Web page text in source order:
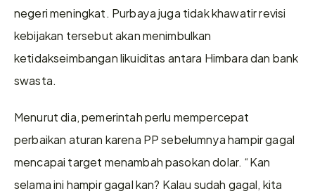
negeri meningkat. Purbaya juga tidak khawatir revisi
kebijakan tersebut akan menimbulkan
ketidakseimbangan likuiditas antara Himbara dan bank
swasta.
Menurut dia, pemerintah perlu mempercepat
perbaikan aturan karena PP sebelumnya hampir gagal
mencapai target menambah pasokan dolar. “Kan
selama ini hampir gagal kan? Kalau sudah gagal, kita